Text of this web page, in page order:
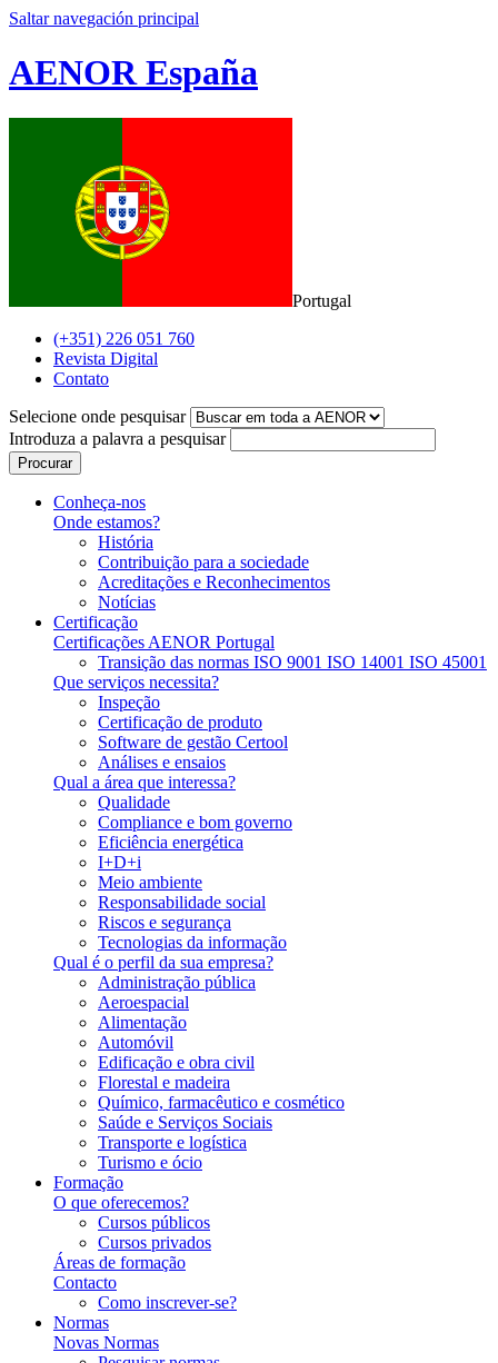
Saltar navegación principal
AENOR España
Portugal
(+351) 226 051 760
Revista Digital
Contato
Selecione onde pesquisar
Introduza a palavra a pesquisar
Procurar
Conheça-nos
Onde estamos?
História
Contribuição para a sociedade
Acreditações e Reconhecimentos
Notícias
Certificação
Certificações AENOR Portugal
Transição das normas ISO 9001 ISO 14001 ISO 45001
Que serviços necessita?
Inspeção
Certificação de produto
Software de gestão Certool
Análises e ensaios
Qual a área que interessa?
Qualidade
Compliance e bom governo
Eficiência energética
I+D+i
Meio ambiente
Responsabilidade social
Riscos e segurança
Tecnologias da informação
Qual é o perfil da sua empresa?
Administração pública
Aeroespacial
Alimentação
Automóvil
Edificação e obra civil
Florestal e madeira
Químico, farmacêutico e cosmético
Saúde e Serviços Sociais
Transporte e logística
Turismo e ócio
Formação
O que oferecemos?
Cursos públicos
Cursos privados
Áreas de formação
Contacto
Como inscrever-se?
Normas
Novas Normas